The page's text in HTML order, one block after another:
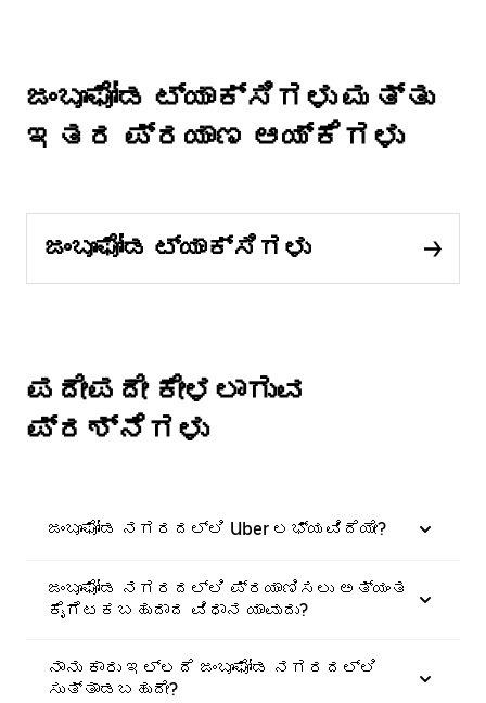
ಜಂಬೂಘೋಡ ಟ್ಯಾಕ್ಸಿಗಳು ಮತ್ತು
ಇತರ ಪ್ರಯಾಣ ಆಯ್ಕೆಗಳು
ಜಂಬೂಘೋಡ ಟ್ಯಾಕ್ಸಿಗಳು
ಪದೇಪದೇ ಕೇಳಲಾಗುವ
ಪ್ರಶ್ನೆಗಳು
ಜಂಬೂಘೋಡ ನಗರದಲ್ಲಿ Uber ಲಭ್ಯವಿದೆಯೇ?
ಜಂಬೂಘೋಡ ನಗರದಲ್ಲಿ ಪ್ರಯಾಣಿಸಲು ಅತ್ಯಂತ
ಕೈಗೆಟಕಬಹುದಾದ ವಿಧಾನ ಯಾವುದು?
ನಾನು ಕಾರು ಇಲ್ಲದೆ ಜಂಬೂಘೋಡ ನಗರದಲ್ಲಿ
ಸುತ್ತಾಡಬಹುದೇ?